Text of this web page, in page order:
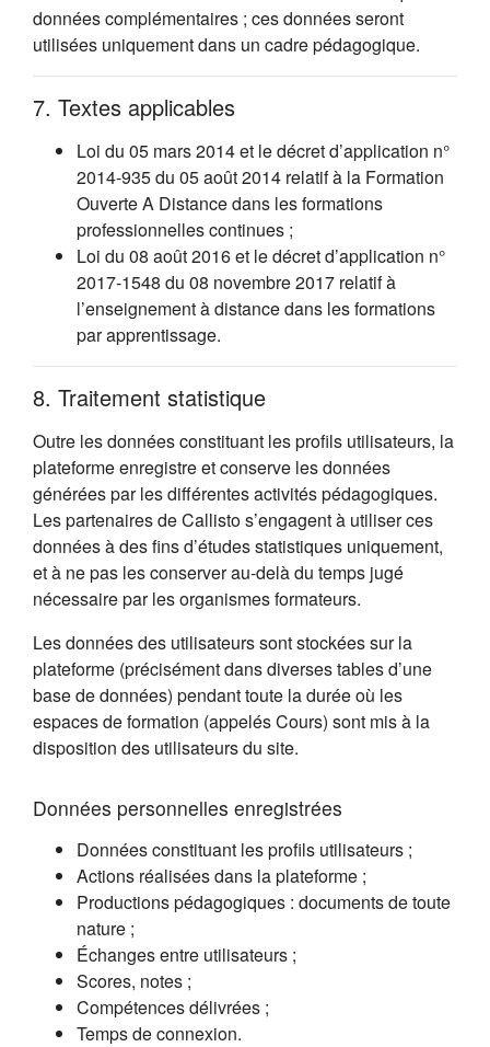
données complémentaires ; ces données seront
utilisées uniquement dans un cadre pédagogique.
7. Textes applicables
Loi du 05 mars 2014 et le décret d’application n°
2014-935 du 05 août 2014 relatif à la Formation
Ouverte A Distance dans les formations
professionnelles continues ;
Loi du 08 août 2016 et le décret d’application n°
2017-1548 du 08 novembre 2017 relatif à
l’enseignement à distance dans les formations
par apprentissage.
8. Traitement statistique
Outre les données constituant les profils utilisateurs, la
plateforme enregistre et conserve les données
générées par les différentes activités pédagogiques.
Les partenaires de Callisto s’engagent à utiliser ces
données à des fins d’études statistiques uniquement,
et à ne pas les conserver au-delà du temps jugé
nécessaire par les organismes formateurs.
Les données des utilisateurs sont stockées sur la
plateforme (précisément dans diverses tables d’une
base de données) pendant toute la durée où les
espaces de formation (appelés Cours) sont mis à la
disposition des utilisateurs du site.
Données personnelles enregistrées
Données constituant les profils utilisateurs ;
Actions réalisées dans la plateforme ;
Productions pédagogiques : documents de toute
nature ;
Échanges entre utilisateurs ;
Scores, notes ;
Compétences délivrées ;
Temps de connexion.